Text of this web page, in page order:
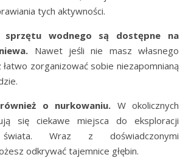
tych aktywności.
sprzętu wodnego są dostępne na
Nawet jeśli nie masz własnego
zorganizować sobie niezapomnianą
o nurkowaniu. W okolicznych
się ciekawe miejsca do eksploracji
świata. Wraz z doświadczonymi
odkrywać tajemnice głębin.